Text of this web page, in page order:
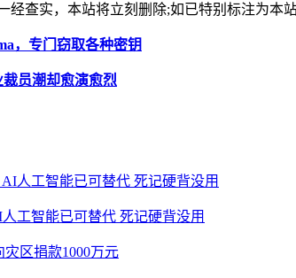
经查实，本站将立刻删除;如已特别标注为本
，专门窃取各种密钥
员潮却愈演愈烈
工智能已可替代 死记硬背没用